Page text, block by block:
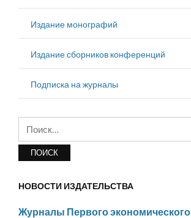
Издание монографий
Издание сборников конференций
Подписка на журналы
НОВОСТИ ИЗДАТЕЛЬСТВА
Журналы Первого экономического